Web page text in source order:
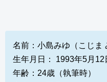
名前：小島みゆ（こじま
生年月日： 1993年5月12
年齢：24歳（執筆時）